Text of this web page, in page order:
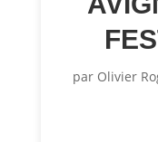
par Olivier